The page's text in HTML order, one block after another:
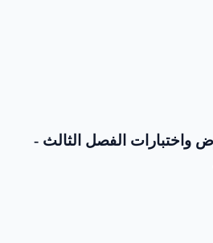
رقم 51 - فروض واختبارات الفصل الثالث -